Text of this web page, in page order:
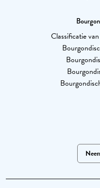
Classificatie